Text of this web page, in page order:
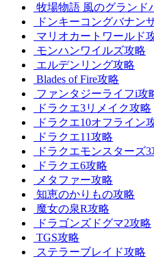
牧場物語 風のグランド
ドンキーコングバナン
マリオカートワールド
モンハンワイルズ攻略
エルデンリング攻略
Blades of Fire攻略
ファンタジーライフi攻
ドラクエ3リメイク攻略
ドラクエ10オフライン
ドラクエ11攻略
ドラクエモンスターズ3
ドラクエ6攻略
メタファー攻略
知恵のかりもの攻略
魔女の泉R攻略
ドラゴンズドグマ2攻略
TGS攻略
ステラーブレイド攻略